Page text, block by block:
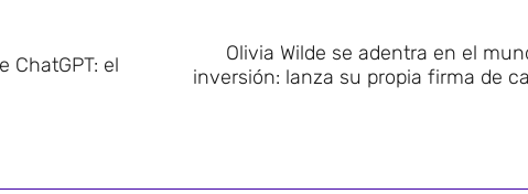
ChatGPT: el
Olivia Wilde se adentra en el
inversión: lanza su propia firma de